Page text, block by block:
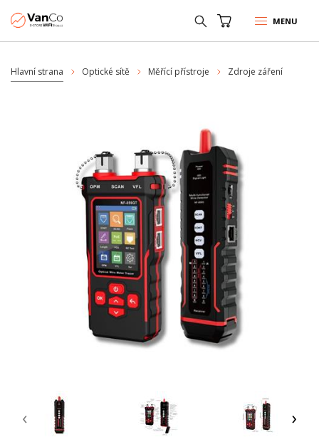
MENU
Hlavní strana Optické sítě Měřící přístroje Zdroje záření
‹ ›